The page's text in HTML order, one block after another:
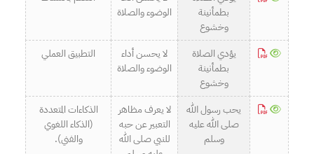
بطمأنينة
وخشوع
الوضوء والصلاة
يؤدي الصلاة
بطمأنينة
وخشوع
لا يحسن أداء
الوضوء والصلاة
التطبيق العملي
يحب رسول الله
صلى الله عليه
وسلم
لا يعرف مظاهر
التعبير عن حبه
للنبي صلى الله
الذكاءات المتعددة
(الذكاء اللغوي
والفني).